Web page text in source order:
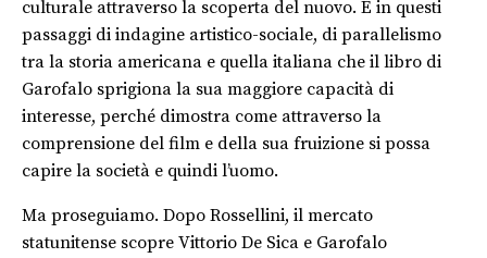
culturale attraverso la scoperta del nuovo. È in questi
passaggi di indagine artistico-sociale, di parallelismo
tra la storia americana e quella italiana che il libro di
Garofalo sprigiona la sua maggiore capacità di
interesse, perché dimostra come attraverso la
comprensione del film e della sua fruizione si possa
capire la società e quindi l’uomo.
Ma proseguiamo. Dopo Rossellini, il mercato
statunitense scopre Vittorio De Sica e Garofalo